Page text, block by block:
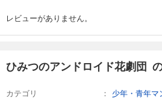
レビューがありません。
ひみつのアンドロイド花劇団
カテゴリ
少年・青年マ